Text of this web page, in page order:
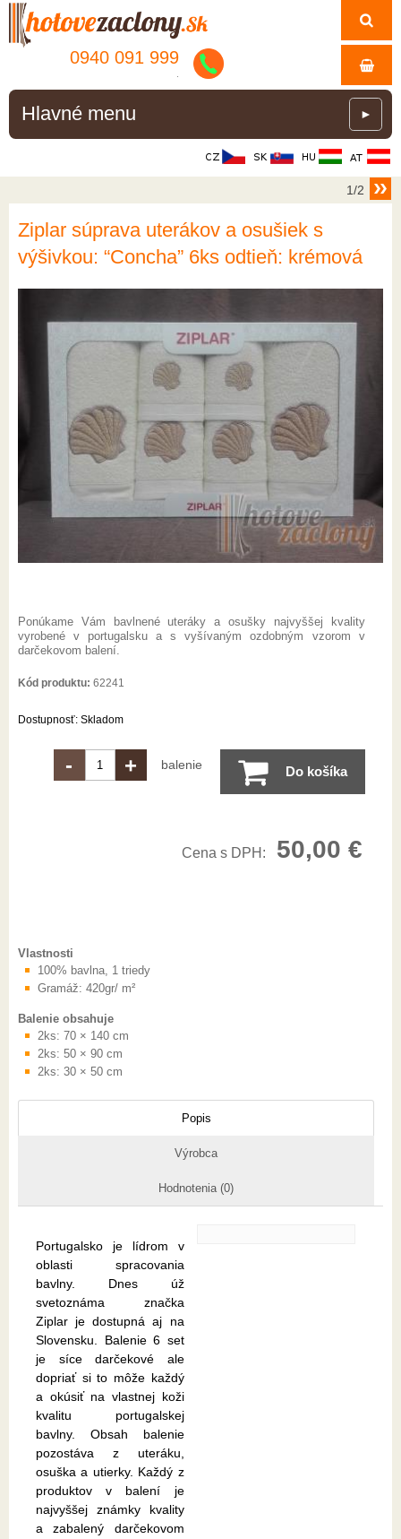
0940 091 999
Hlavné menu ►
1/2
Ziplar súprava uterákov a osušiek s
výšivkou: “Concha” 6ks odtieň: krémová
Ponúkame Vám bavlnené uteráky a osušky najvyššej kvality
vyrobené v portugalsku a s vyšívaným ozdobným vzorom v
darčekovom balení.
Kód produktu: 62241
Dostupnosť: Skladom
- + balenie Do košíka
Cena s DPH: 50,00 €
Vlastnosti
100% bavlna, 1 triedy
Gramáž: 420gr/ m²
Balenie obsahuje
2ks: 70 × 140 cm
2ks: 50 × 90 cm
2ks: 30 × 50 cm
Popis
Výrobca
Hodnotenia (0)
Portugalsko je lídrom v
oblasti spracovania
bavlny. Dnes úž
svetoznáma značka
Ziplar je dostupná aj na
Slovensku. Balenie 6 set
je síce darčekové ale
dopriať si to môže každý
a okúsiť na vlastnej koži
kvalitu portugalskej
bavlny. Obsah balenie
pozostáva z uteráku,
osuška a utierky. Každý z
produktov v balení je
najvyššej známky kvality
a zabalený darčekovom